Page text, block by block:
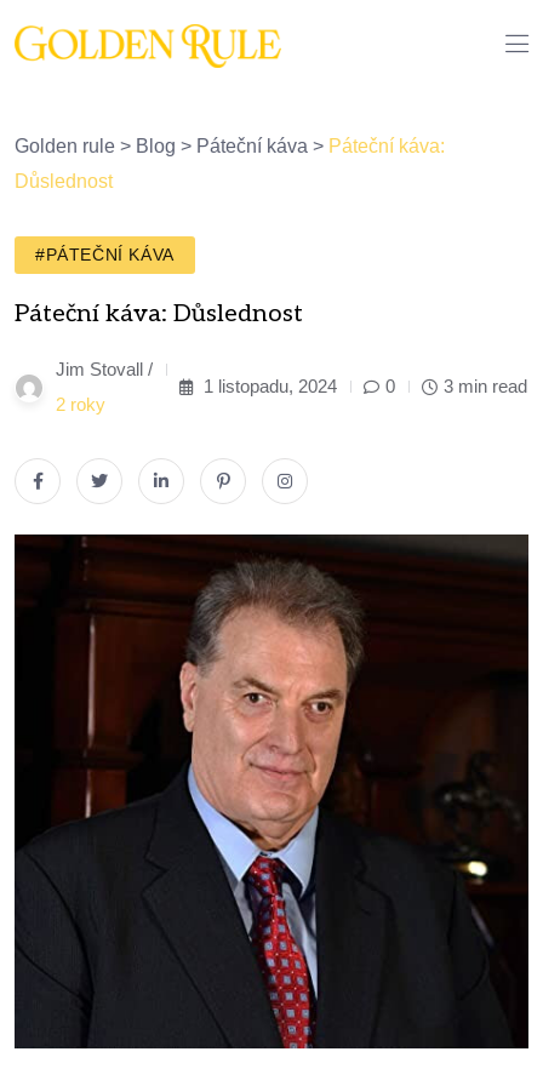
Golden rule > Blog > Páteční káva > Páteční káva:
Důslednost
#PÁTEČNÍ KÁVA
Páteční káva: Důslednost
Jim Stovall /
2 roky
1 listopadu, 2024 0 3 min read